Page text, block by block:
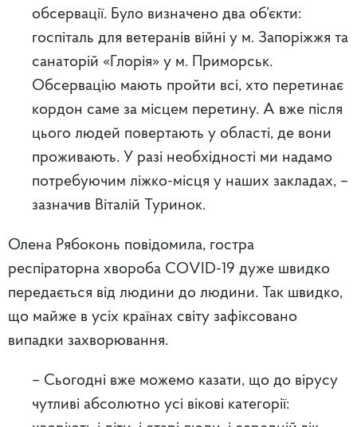
обсервації. Було визначено два об’єкти:
госпіталь для ветеранів війні у м. Запоріжжя та
санаторій «Глорія» у м. Приморськ.
Обсервацію мають пройти всі, хто перетинає
кордон саме за місцем перетину. А вже після
цього людей повертають у області, де вони
проживають. У разі необхідності ми надамо
потребуючим ліжко-місця у наших закладах, –
зазначив Віталій Туринок.
Олена Рябоконь повідомила, гостра
респіраторна хвороба СОVID-19 дуже швидко
передається від людини до людини. Так швидко,
що майже в усіх країнах світу зафіксовано
випадки захворювання.
– Сьогодні вже можемо казати, що до вірусу
чутливі абсолютно усі вікові категорії: